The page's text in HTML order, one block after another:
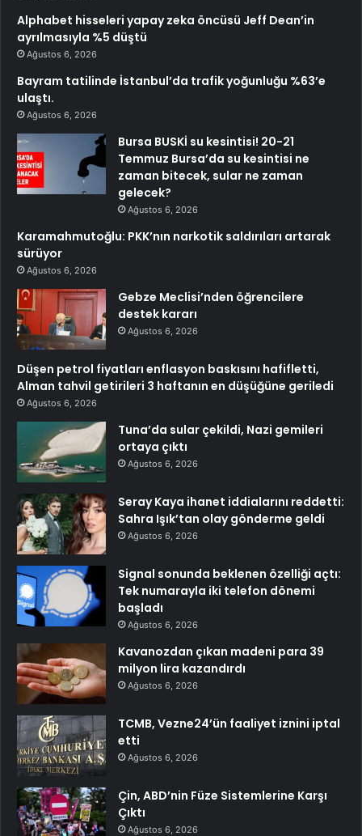
Alphabet hisseleri yapay zeka öncüsü Jeff Dean’in
ayrılmasıyla %5 düştü
Ağustos 6, 2026
Bayram tatilinde İstanbul’da trafik yoğunluğu %63’e
ulaştı.
Ağustos 6, 2026
Bursa BUSKİ su kesintisi! 20-21
Temmuz Bursa’da su kesintisi ne
zaman bitecek, sular ne zaman
gelecek?
Ağustos 6, 2026
Karamahmutoğlu: PKK’nın narkotik saldırıları artarak
sürüyor
Ağustos 6, 2026
Gebze Meclisi’nden öğrencilere
destek kararı
Ağustos 6, 2026
Düşen petrol fiyatları enflasyon baskısını hafifletti,
Alman tahvil getirileri 3 haftanın en düşüğüne geriledi
Ağustos 6, 2026
Tuna’da sular çekildi, Nazi gemileri
ortaya çıktı
Ağustos 6, 2026
Seray Kaya ihanet iddialarını reddetti:
Sahra Işık’tan olay gönderme geldi
Ağustos 6, 2026
Signal sonunda beklenen özelliği açtı:
Tek numarayla iki telefon dönemi
başladı
Ağustos 6, 2026
Kavanozdan çıkan madeni para 39
milyon lira kazandırdı
Ağustos 6, 2026
TCMB, Vezne24’ün faaliyet iznini iptal
etti
Ağustos 6, 2026
Çin, ABD’nin Füze Sistemlerine Karşı
Çıktı
Ağustos 6, 2026